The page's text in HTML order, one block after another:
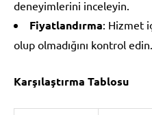
deneyimlerini inceleyin.
Fiyatlandırma: Hizmet
olup olmadığını kontrol edin.
Karşılaştırma Tablosu